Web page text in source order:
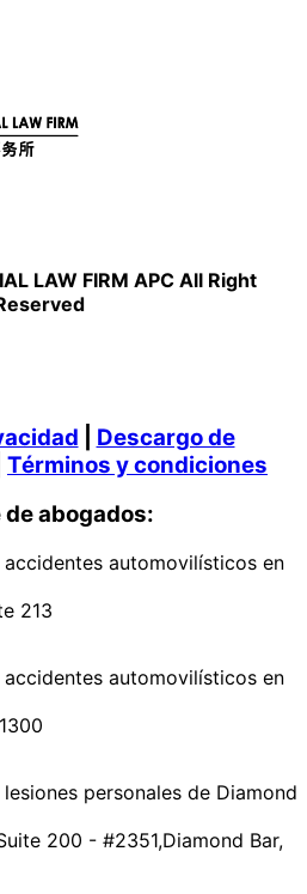
LAW FIRM APC All Right
Descargo de
Términos y condiciones
abogados:
automovilísticos en
213
automovilísticos en
personales de Diamond
200 - #2351,Diamond Bar,